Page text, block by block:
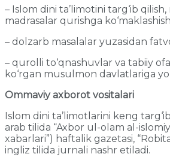
– Islom dini ta’limotini targ‘ib qilish,
madrasalar qurishga
– dolzarb masalalar yuzasidan
– qurolli to‘qnashuvlar va tabiiy
ko‘rgan musulmon davlatlariga
Ommaviy axborot vositalari
Islom dini ta’limotlarini keng
arab tilida “Axbor ul-olam al-
xabarlari”) haftalik gazetasi,
ingliz tilida jurnali nashr etiladi.